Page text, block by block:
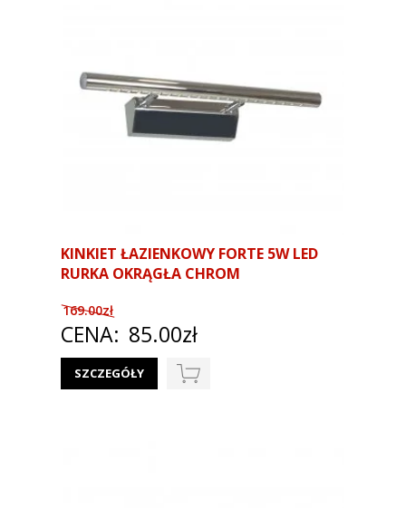
KINKIET ŁAZIENKOWY FORTE 5W LED
RURKA OKRĄGŁA CHROM
169.00zł
CENA: 85.00zł
SZCZEGÓŁY